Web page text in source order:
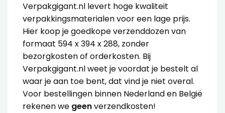
Verpakgigant.nl levert hoge kwaliteit
verpakkingsmaterialen voor een lage prijs.
Hier koop je goedkope verzenddozen van
formaat 594 x 394 x 288, zonder
bezorgkosten of orderkosten. Bij
Verpakgigant.nl weet je voordat je bestelt al
waar je aan toe bent, dat vind je niet overal.
Voor bestellingen binnen Nederland en België
rekenen we geenverzendkosten!